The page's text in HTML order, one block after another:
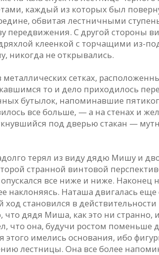
каждый из которых был
обвитая лестничными
передвижения. С другой стороны
клеенкой с торчащими из-
никогда не открывались.
сетках,
то и дело приходилось
бутылок, напоминавшие
все больше, — а на стенах и
под дверью стакан —
терял из виду дядю Мишу и
странной винтовой
все ниже и ниже. Наконец
Наташа двигалась
становился в
дядя Миша, как это ни странно,
что она, будучи ростом
этого имелись основания, ибо
лестницы. Она все более